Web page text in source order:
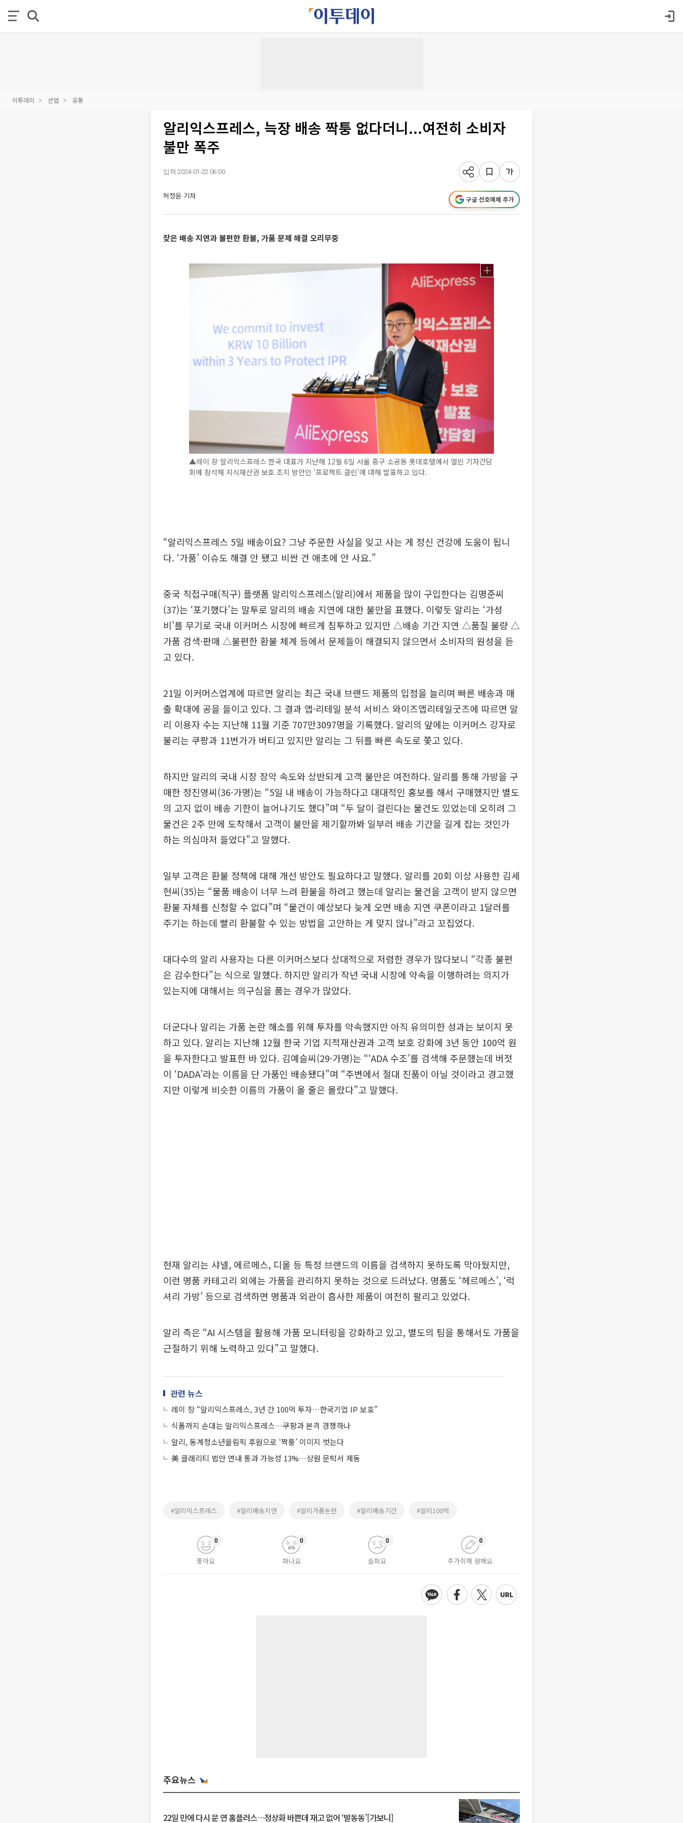
이투데이 산업 유통
알리익스프레스, 늑장 배송 짝퉁 없다더니...여전히 소비자
불만 폭주
입력 2024-01-22 06:00
허정윤 기자 구글 선호매체 추가
잦은 배송 지연과 불편한 환불, 가품 문제 해결 오리무중
▲레이 장 알리익스프레스 한국 대표가 지난해 12월 6일 서울 중구 소공동 롯데호텔에서 열린 기자간담
회에 참석해 지식재산권 보호 조치 방안인 '프로젝트 클린'에 대해 발표하고 있다.
“알리익스프레스 5일 배송이요? 그냥 주문한 사실을 잊고 사는 게 정신 건강에 도움이 됩니
다. ‘가품’ 이슈도 해결 안 됐고 비싼 건 애초에 안 사요.”
중국 직접구매(직구) 플랫폼 알리익스프레스(알리)에서 제품을 많이 구입한다는 김명준씨
(37)는 ‘포기했다’는 말투로 알리의 배송 지연에 대한 불만을 표했다. 이렇듯 알리는 ‘가성
비’를 무기로 국내 이커머스 시장에 빠르게 침투하고 있지만 △배송 기간 지연 △품질 불량 △
가품 검색·판매 △불편한 환불 체계 등에서 문제들이 해결되지 않으면서 소비자의 원성을 듣
고 있다.
21일 이커머스업계에 따르면 알리는 최근 국내 브랜드 제품의 입점을 늘리며 빠른 배송과 매
출 확대에 공을 들이고 있다. 그 결과 앱·리테일 분석 서비스 와이즈앱리테일굿즈에 따르면 알
리 이용자 수는 지난해 11월 기준 707만3097명을 기록했다. 알리의 앞에는 이커머스 강자로
불리는 쿠팡과 11번가가 버티고 있지만 알리는 그 뒤를 빠른 속도로 쫓고 있다.
하지만 알리의 국내 시장 장악 속도와 상반되게 고객 불만은 여전하다. 알리를 통해 가방을 구
매한 정진영씨(36·가명)는 “5일 내 배송이 가능하다고 대대적인 홍보를 해서 구매했지만 별도
의 고지 없이 배송 기한이 늘어나기도 했다”며 “두 달이 걸린다는 물건도 있었는데 오히려 그
물건은 2주 만에 도착해서 고객이 불만을 제기할까봐 일부러 배송 기간을 길게 잡는 것인가
하는 의심마저 들었다”고 말했다.
일부 고객은 환불 정책에 대해 개선 방안도 필요하다고 말했다. 알리를 20회 이상 사용한 김세
현씨(35)는 “물품 배송이 너무 느려 환불을 하려고 했는데 알리는 물건을 고객이 받지 않으면
환불 자체를 신청할 수 없다”며 “물건이 예상보다 늦게 오면 배송 지연 쿠폰이라고 1달러를
주기는 하는데 빨리 환불할 수 있는 방법을 고안하는 게 맞지 않나”라고 꼬집었다.
대다수의 알리 사용자는 다른 이커머스보다 상대적으로 저렴한 경우가 많다보니 “각종 불편
은 감수한다”는 식으로 말했다. 하지만 알리가 작년 국내 시장에 약속을 이행하려는 의지가
있는지에 대해서는 의구심을 품는 경우가 많았다.
더군다나 알리는 가품 논란 해소를 위해 투자를 약속했지만 아직 유의미한 성과는 보이지 못
하고 있다. 알리는 지난해 12월 한국 기업 지적재산권과 고객 보호 강화에 3년 동안 100억 원
을 투자한다고 발표한 바 있다. 김예슬씨(29·가명)는 “‘ADA 수조’를 검색해 주문했는데 버젓
이 ‘DADA’라는 이름을 단 가품인 배송됐다”며 “주변에서 절대 진품이 아닐 것이라고 경고했
지만 이렇게 비슷한 이름의 가품이 올 줄은 몰랐다”고 말했다.
현재 알리는 샤넬, 에르메스, 디올 등 특정 브랜드의 이름을 검색하지 못하도록 막아뒀지만,
이런 명품 카테고리 외에는 가품을 관리하지 못하는 것으로 드러났다. 명품도 ‘헤르메스’, ‘럭
셔리 가방’ 등으로 검색하면 명품과 외관이 흡사한 제품이 여전히 팔리고 있었다.
알리 측은 “AI 시스템을 활용해 가품 모니터링을 강화하고 있고, 별도의 팀을 통해서도 가품을
근절하기 위해 노력하고 있다”고 말했다.
관련 뉴스
레이 장 “알리익스프레스, 3년 간 100억 투자…한국기업 IP 보호”
식품까지 손대는 알리익스프레스…쿠팡과 본격 경쟁하나
알리, 동계청소년올림픽 후원으로 ‘짝퉁’ 이미지 벗는다
美 클래리티 법안 연내 통과 가능성 13%…상원 문턱서 제동
#알리익스프레스 #알리배송지연 #알리가품논란 #알리배송기간 #알리100억
좋아요
0
화나요
0
슬퍼요
0
추가취재 원해요
0
주요뉴스
22일 만에 다시 문 연 홈플러스…정상화 바쁜데 재고 없어 ‘발동동’[가보니]